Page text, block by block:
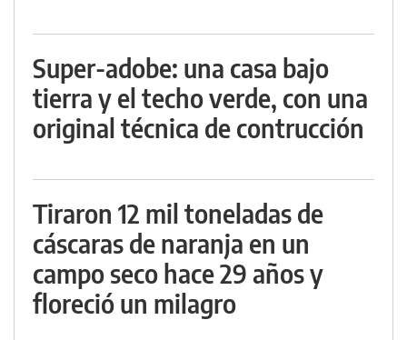
Super-adobe: una casa bajo
tierra y el techo verde, con una
original técnica de contrucción
Tiraron 12 mil toneladas de
cáscaras de naranja en un
campo seco hace 29 años y
floreció un milagro